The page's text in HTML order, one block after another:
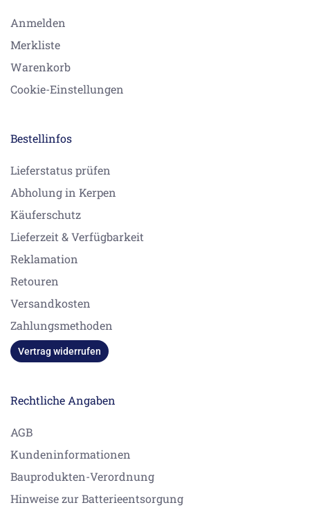
Anmelden
Merkliste
Warenkorb
Cookie-Einstellungen
Bestellinfos
Lieferstatus prüfen
Abholung in Kerpen
Käuferschutz
Lieferzeit & Verfügbarkeit
Reklamation
Retouren
Versandkosten
Zahlungsmethoden
Vertrag widerrufen
Rechtliche Angaben
AGB
Kundeninformationen
Bauprodukten-Verordnung
Hinweise zur Batterieentsorgung